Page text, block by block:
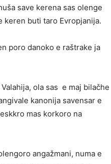
save kerena sas olenge
keren buti taro Evropjanija.
poro danoko e raštrake ja
ola sas e maj bilačhe
kanonija savensar e
mas korkoro na
angažmani, numa e